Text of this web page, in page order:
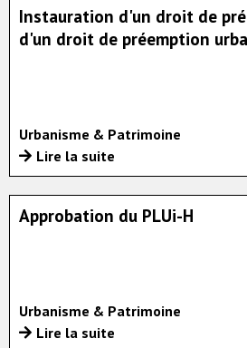
Instauration d'un droit de
d'un droit de préemption
Urbanisme & Patrimoine
Lire la suite
Approbation du PLUi-H
Urbanisme & Patrimoine
Lire la suite